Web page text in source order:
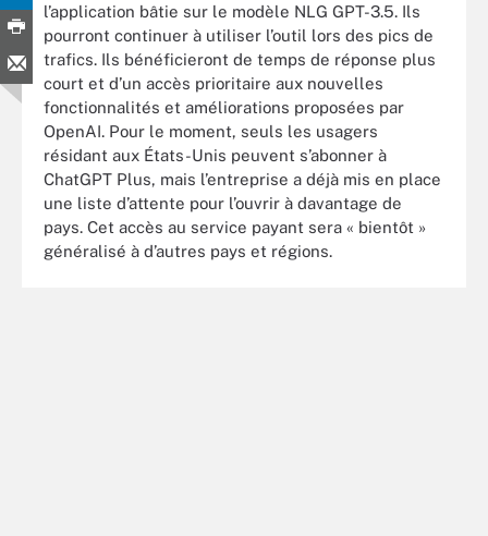
l’application bâtie sur le modèle NLG GPT-3.5. Ils
pourront continuer à utiliser l’outil lors des pics de
trafics. Ils bénéficieront de temps de réponse plus
court et d’un accès prioritaire aux nouvelles
fonctionnalités et améliorations proposées par
OpenAI. Pour le moment, seuls les usagers
résidant aux États-Unis peuvent s’abonner à
ChatGPT Plus, mais l’entreprise a déjà mis en place
une liste d’attente pour l’ouvrir à davantage de
pays. Cet accès au service payant sera « bientôt »
généralisé à d’autres pays et régions.